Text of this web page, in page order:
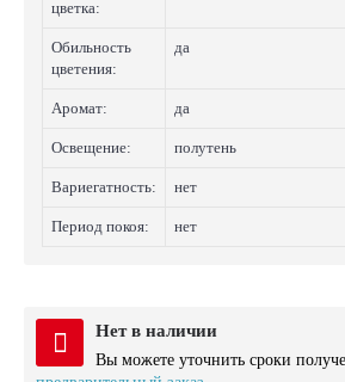
цветка:
Обильность
цветения:
да
Аромат: да
Освещение: полутень
Вариегатность: нет
Период покоя: нет
Нет в наличии
Вы можете уточнить сроки